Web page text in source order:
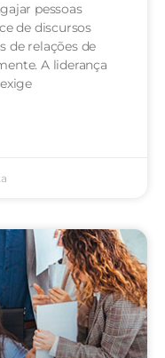
pessoas
de discursos
de relações de
A liderança